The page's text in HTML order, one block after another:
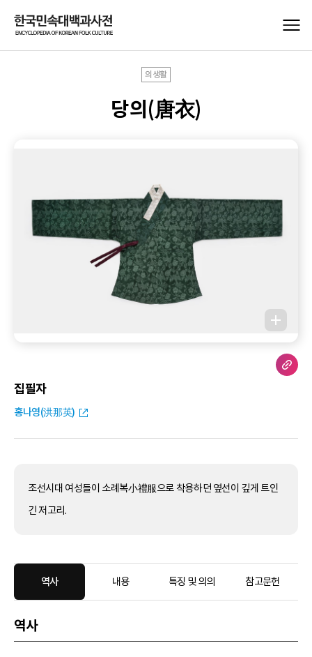
의생활
당의(唐衣)
집필자
홍나영(洪那英)
조선시대 여성들이 소례복小禮服으로 착용하던 옆선이 깊게 트인
긴 저고리.
역사 내용 특징 및 의의 참고문헌
역사